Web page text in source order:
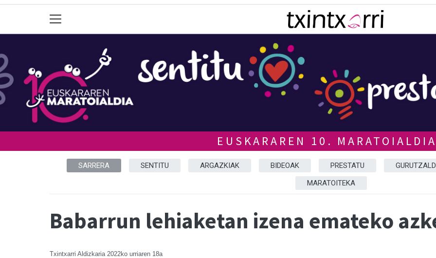
EUSKARAREN 10.
SARRERA SENTITU ARGAZKIAK BIDEOAK PRESTATU
MARATOITEKA
Babarrun lehiaketan izena emateko
Txintxarri Aldizkaria 2022ko urriaren 18a